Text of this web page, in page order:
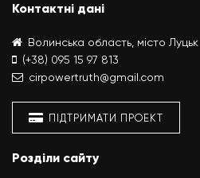
Контактні дані
Волинська область, місто Луцьк
(+38) 095 15 97 813
cirpowertruth@gmail.com
ПІДТРИМАТИ ПРОЕКТ
Розділи сайту